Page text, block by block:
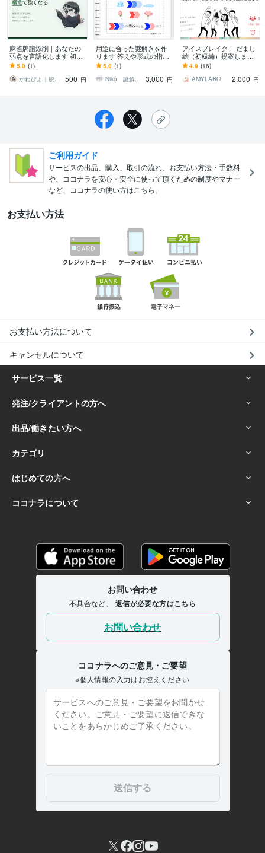
麻雀牌譜添削｜あなたの
弱点を言語化します 初心
者〜中級者向け【脱・感
覚打ち】｜数日以内に納
品
5.0 (1)
かねぴよ｜脱・感覚打ち麻雀思考
500 円
用途に合った謎解きを作
ります 答えや形式の指定
など幅広いオーダーに応
えます
5.0 (1)
Niko 謎解き制作
3,000 円
アイスブレイク！ だまし
絵（初級編）提案します
思い込みに気づこう！ア
ンコンシャス・バイアス c
heck！
4.9 (16)
AMYLABO
2,000 円
ご利用ガイド
サービスの出品、購入、取引の流れ、お支払い方法・手数料
や、ココナラを安心・安全に使って頂くための制度やマナー
など、ココナラの使い方はこちら。
お支払い方法
お支払い方法について
キャンセルについて